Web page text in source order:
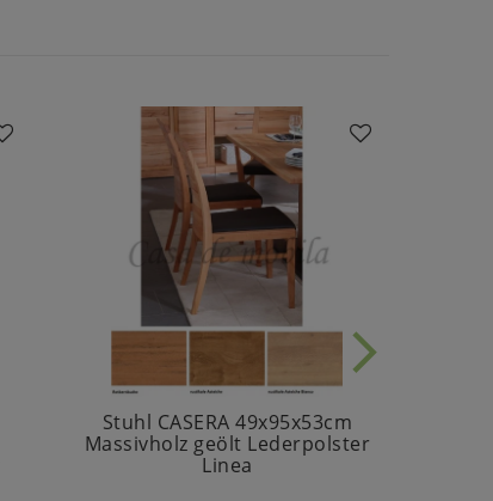
Stuhl CASERA 49x95x53cm
Massivholz geölt Lederpolster
Linea